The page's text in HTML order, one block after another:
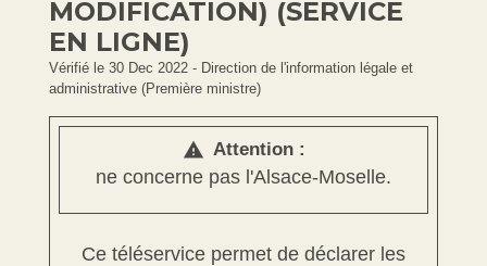
MODIFICATION) (SERVICE
EN LIGNE)
Vérifié le 30 Dec 2022 - Direction de l'information légale et
administrative (Première ministre)
warning Attention :
ne concerne pas l'Alsace-Moselle.
Ce téléservice permet de déclarer les